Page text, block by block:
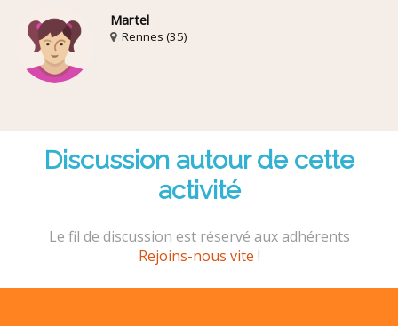
Martel
Rennes (35)
Discussion autour de cette
activité
Le fil de discussion est réservé aux adhérents
Rejoins-nous vite !